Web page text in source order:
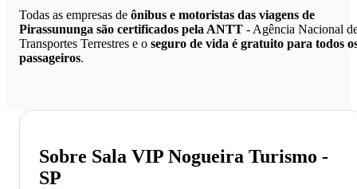
Todas as empresas de ônibus e motoristas das viagens de
Pirassununga são certificados pela ANTT - Agência Nacional
Transportes Terrestres e o seguro de vida é gratuito para todos
passageiros.
Sobre Sala VIP Nogueira Turismo -
SP